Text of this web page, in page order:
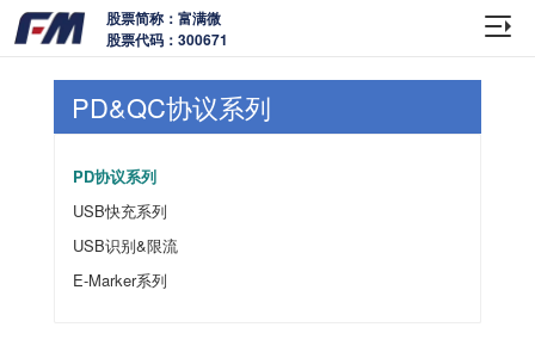
股票简称：富满微
股票代码：300671
PD&QC协议系列
PD协议系列
USB快充系列
USB识别&限流
E-Marker系列